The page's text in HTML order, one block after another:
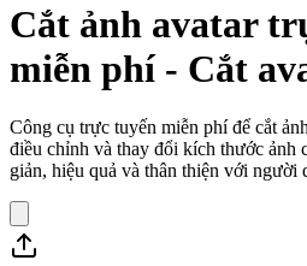
Cắt ảnh avatar
miễn phí - Cắt
Công cụ trực tuyến miễn phí để cắt
điều chỉnh và thay đổi kích thước ảnh
giản, hiệu quả và thân thiện với người